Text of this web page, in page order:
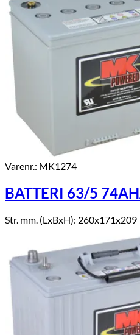
Varenr.: MK1274
BATTERI 63/5
Str. mm. (LxBxH): 260x171x209